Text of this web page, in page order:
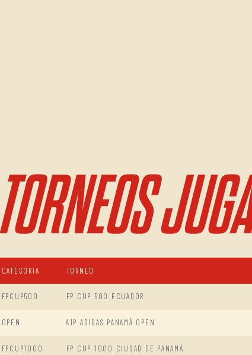
TORNEOS
CATEGORIA TORNEO
FPCUP500 FP CUP 500 ECUADOR
OPEN A1P ADIDAS PANAMÁ OPEN
FPCUP1000 FP CUP 1000 CIUDAD DE PANAMÁ